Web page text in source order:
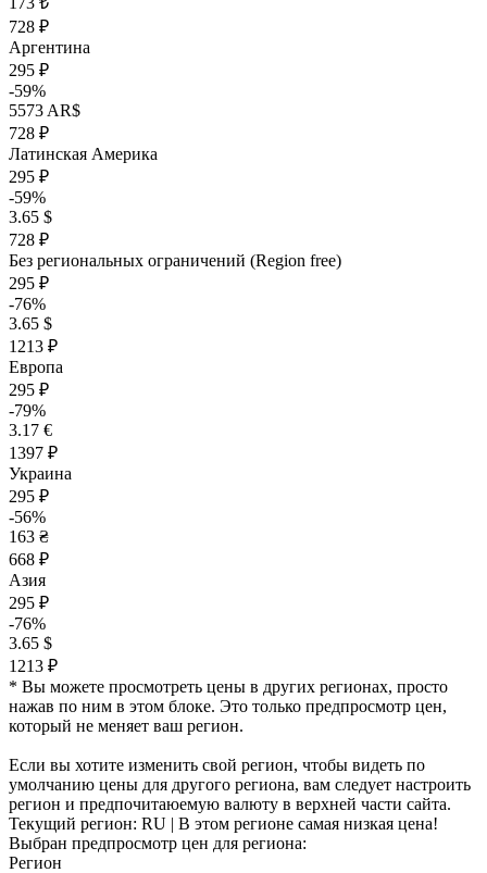
728 ₽
Аргентина
295 ₽
-59%
5573 AR$
728 ₽
Латинская Америка
295 ₽
-59%
3.65 $
728 ₽
Без региональных ограничений (Region free)
295 ₽
-76%
3.65 $
1213 ₽
Европа
295 ₽
-79%
3.17 €
1397 ₽
Украина
295 ₽
-56%
163 ₴
668 ₽
Азия
295 ₽
-76%
3.65 $
1213 ₽
* Вы можете просмотреть цены в других регионах, просто
нажав по ним в этом блоке. Это только предпросмотр цен,
который не меняет ваш регион.
Если вы хотите изменить свой регион, чтобы видеть по
умолчанию цены для другого региона, вам следует настроить
регион и предпочитаюемую валюту в верхней части сайта.
Текущий регион: RU | В этом регионе самая низкая цена!
Выбран предпросмотр цен для региона:
Регион